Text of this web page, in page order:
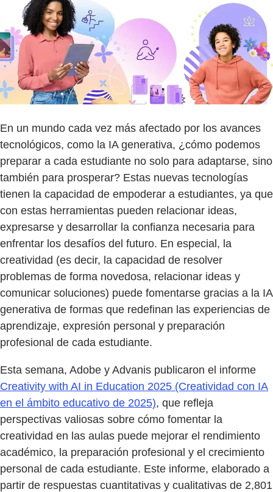
En un mundo cada vez más afectado por los avances
tecnológicos, como la IA generativa, ¿cómo podemos
preparar a cada estudiante no solo para adaptarse, sino
también para prosperar? Estas nuevas tecnologías
tienen la capacidad de empoderar a estudiantes, ya que
con estas herramientas pueden relacionar ideas,
expresarse y desarrollar la confianza necesaria para
enfrentar los desafíos del futuro. En especial, la
creatividad (es decir, la capacidad de resolver
problemas de forma novedosa, relacionar ideas y
comunicar soluciones) puede fomentarse gracias a la IA
generativa de formas que redefinan las experiencias de
aprendizaje, expresión personal y preparación
profesional de cada estudiante.
Esta semana, Adobe y Advanis publicaron el informe
Creativity with AI in Education 2025 (Creatividad con IA
en el ámbito educativo de 2025), que refleja
perspectivas valiosas sobre cómo fomentar la
creatividad en las aulas puede mejorar el rendimiento
académico, la preparación profesional y el crecimiento
personal de cada estudiante. Este informe, elaborado a
partir de respuestas cuantitativas y cualitativas de 2,801